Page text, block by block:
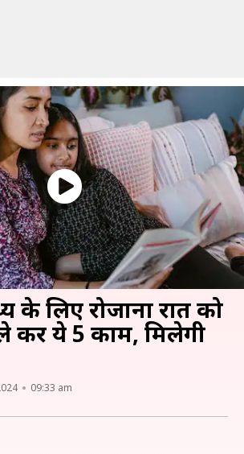
के लिए रोजाना रात को
करें ये 5 काम, मिलेगी
09:33 am